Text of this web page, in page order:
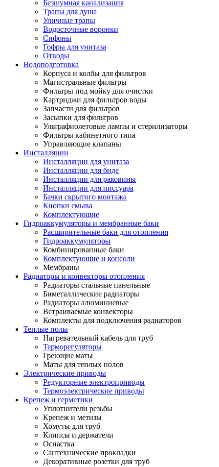
Безшумная канализация
Трапы для душа
Уличные трапы
Водосточные воронки
Сифоны
Гофры для унитаза
Отводы
Водоподготовка
Корпуса и колбы для фильтров
Магистральные фильтры
Фильтры под мойку для очистки
Картриджи для фильтров воды
Запчасти для фильтров
Засыпки для фильтров
Ультрафиолетовые лампы и стерилизаторы
Фильтры кабинетного типа
Управляющие клапаны
Инсталляции
Инсталляции для унитаза
Инсталляции для биде
Инсталляции для раковины
Инсталляции для писсуара
Бачки скрытого монтажа
Кнопки смыва
Комплектующие
Гидроаккумуляторы и мембранные баки
Расширительные баки для отопления
Гидроаккумуляторы
Комбинированные баки
Комплектующие и консоли
Мембраны
Радиаторы и конвекторы отопления
Радиаторы стальные панельные
Биметаллические радиаторы
Радиаторы алюминиевые
Встраиваемые конвекторы
Комплекты для подключения радиаторов
Теплые полы
Нагревательный кабель для труб
Терморегуляторы
Греющие маты
Маты для теплых полов
Электрические приводы
Редукторные электроприводы
Термоэлектрические приводы
Крепеж и герметики
Уплотнители резьбы
Крепеж и метизы
Хомуты для труб
Клипсы и держатели
Оснастка
Сантехнические прокладки
Декоративные розетки для труб